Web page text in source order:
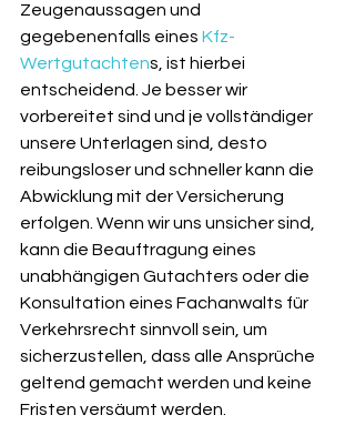
Zeugenaussagen und
gegebenenfalls eines Kfz-
Wertgutachtens, ist hierbei
entscheidend. Je besser wir
vorbereitet sind und je vollständiger
unsere Unterlagen sind, desto
reibungsloser und schneller kann die
Abwicklung mit der Versicherung
erfolgen. Wenn wir uns unsicher sind,
kann die Beauftragung eines
unabhängigen Gutachters oder die
Konsultation eines Fachanwalts für
Verkehrsrecht sinnvoll sein, um
sicherzustellen, dass alle Ansprüche
geltend gemacht werden und keine
Fristen versäumt werden.